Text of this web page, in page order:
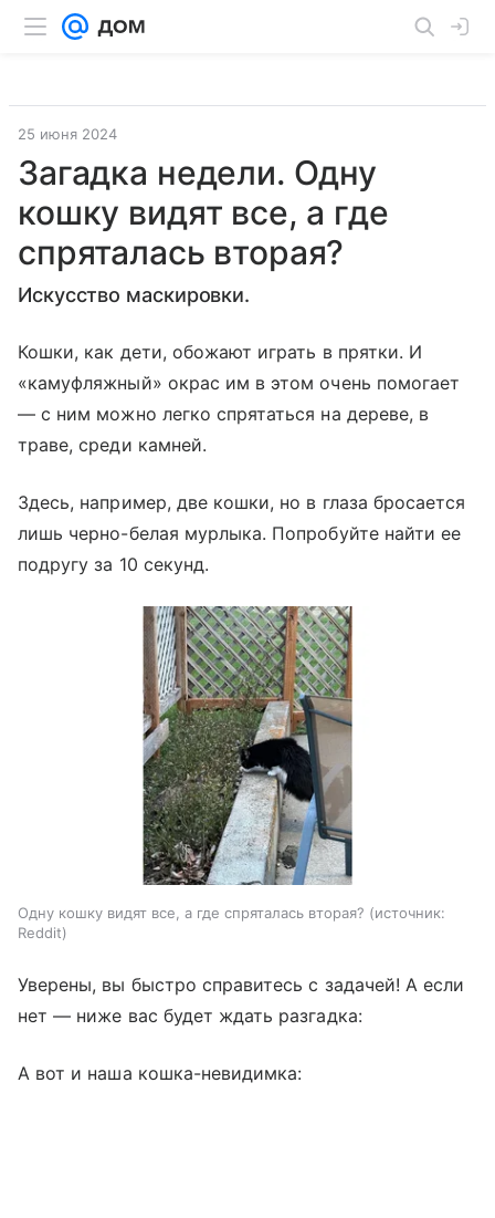
25 июня 2024
Загадка недели. Одну
кошку видят все, а где
спряталась вторая?
Искусство маскировки.
Кошки, как дети, обожают играть в прятки. И
«камуфляжный» окрас им в этом очень помогает
— с ним можно легко спрятаться на дереве, в
траве, среди камней.
Здесь, например, две кошки, но в глаза бросается
лишь черно-белая мурлыка. Попробуйте найти ее
подругу за 10 секунд.
Одну кошку видят все, а где спряталась вторая?
источник:
Reddit
Уверены, вы быстро справитесь с задачей! А если
нет — ниже вас будет ждать разгадка:
А вот и наша кошка-невидимка: